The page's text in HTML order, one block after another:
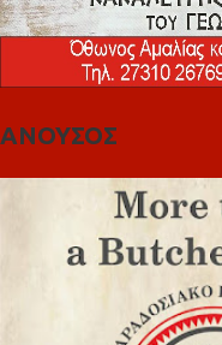
ΑΝΟΥΣΟΣ